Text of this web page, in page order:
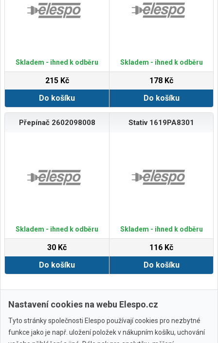
Skladem - ihned k odběru
215 Kč
Do košíku
Skladem - ihned k odběru
178 Kč
Do košíku
Přepínač 2602098008
Skladem - ihned k odběru
30 Kč
Do košíku
Stativ 1619PA8301
Skladem - ihned k odběru
116 Kč
Do košíku
Zobrazit další
Nastavení cookies na webu Elespo.cz
Tyto stránky společnosti Elespo používají cookies pro nezbytné
funkce jako je např. uložení položek v nákupním košíku, uchování